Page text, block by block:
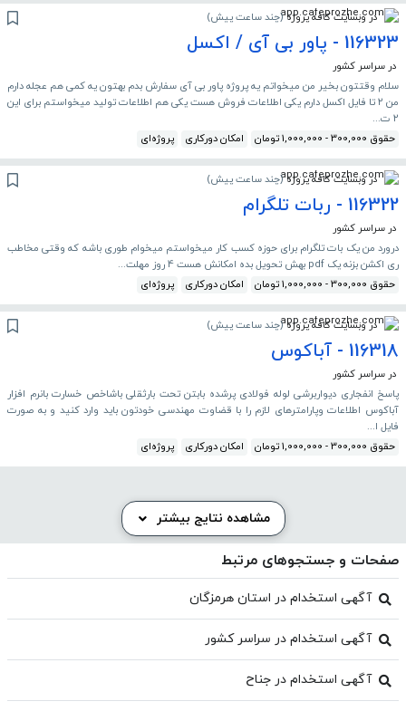
در وبسایت کافه پروژه (چند ساعت پیش)
116323 - پاور بی آی / اکسل
در سراسر کشور
سلام وقتتون بخیر من میخواتم یه پروژه پاور بی آی سفارش بدم بهتون یه کمی هم عجله دارم
من ۲ تا فایل اکسل دارم یکی اطلاعات فروش هست یکی هم اطلاعات تولید میخواستم برای این
۲ ت...
حقوق 300,000 - 1,000,000 تومان
امکان دورکاری پروژه‌ای
در وبسایت کافه پروژه (چند ساعت پیش)
116322 - ربات تلگرام
در سراسر کشور
درورد من یک بات تلگرام برای حوزه کسب کار میخواستم میخوام طوری باشه که وقتی مخاطب
ری اکشن بزنه یک pdf بهش تحویل بده امکانش هست 4 روز مهلت...
حقوق 300,000 - 1,000,000 تومان
امکان دورکاری پروژه‌ای
در وبسایت کافه پروژه (چند ساعت پیش)
116318 - آباکوس
در سراسر کشور
پاسخ انفجاری دیواربرشی لوله فولادی پرشده بابتن تحت بارثقلی باشاخص خسارت بانرم افزار
آباکوس اطلاعات وپارامترهای لازم را با قضاوت مهندسی خودتون باید وارد کنید و به صورت
فایل ا...
حقوق 300,000 - 1,000,000 تومان
امکان دورکاری پروژه‌ای
مشاهده نتایج بیشتر
صفحات و جستجوهای مرتبط
آگهی استخدام در استان هرمزگان
آگهی استخدام در سراسر کشور
آگهی استخدام در جناح